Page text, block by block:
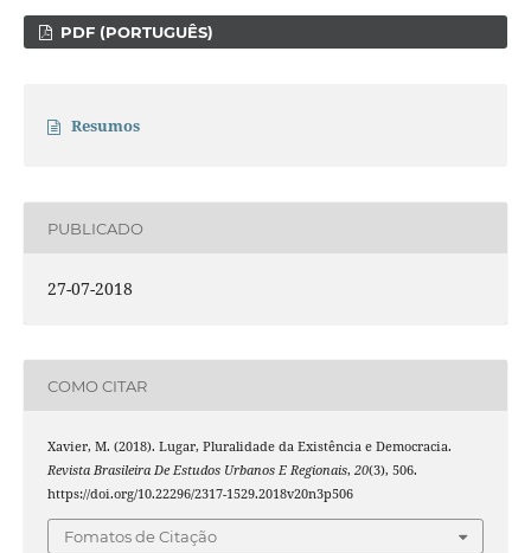
PDF (PORTUGUÊS)
Resumos
PUBLICADO
27-07-2018
COMO CITAR
Xavier, M. (2018). Lugar, Pluralidade da Existência e Democracia.
Revista Brasileira De Estudos Urbanos E Regionais, 20(3), 506.
https://doi.org/10.22296/2317-1529.2018v20n3p506
Fomatos de Citação